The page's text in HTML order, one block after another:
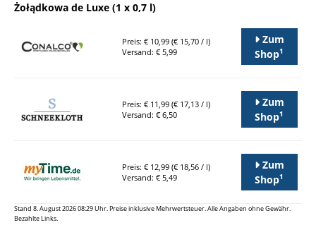
Żołądkowa de Luxe (1 x 0,7 l)
Preis: € 10,99 (€ 15,70 / l)
Versand: € 5,99
Zum
Shop1
Preis: € 11,99 (€ 17,13 / l)
Versand: € 6,50
Zum
Shop1
Preis: € 12,99 (€ 18,56 / l)
Versand: € 5,49
Zum
Shop1
Stand 8. August 2026 08:29 Uhr. Preise inklusive Mehrwertsteuer. Alle Angaben ohne Gewähr.
Bezahlte Links.